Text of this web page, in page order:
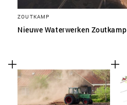
ZOUTKAMP
Nieuwe Waterwerken Zoutkamp